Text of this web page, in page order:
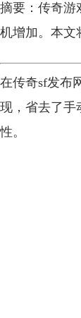
摘要：传奇游
机增加。本文
在传奇sf发布
现，省去了手
性。